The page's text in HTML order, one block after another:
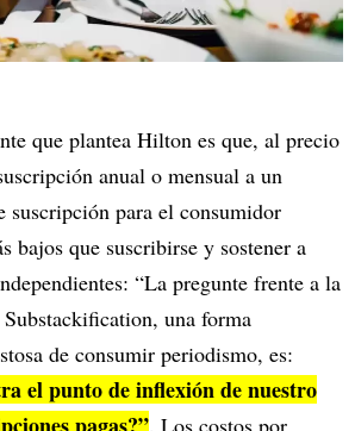
que plantea Hilton es que, al precio
anual o mensual a un
suscripción para el consumidor
bajos que suscribirse y sostener a
“La pregunte frente a la
una forma
de consumir periodismo, es:
el punto de inflexión de nuestro
. Los costos por